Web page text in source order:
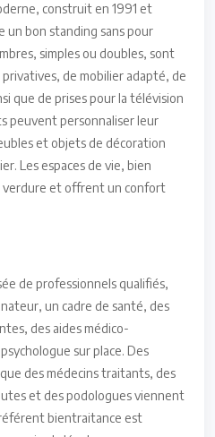
construit en 1991 et
bon standing sans pour
simples ou doubles, sont
de mobilier adapté, de
que de prises pour la télévision
peuvent personnaliser leur
et objets de décoration
Les espaces de vie, bien
verdure et offrent un confort
de professionnels qualifiés,
un cadre de santé, des
des aides médico-
sur place. Des
des médecins traitants, des
et des podologues viennent
bientraitance est